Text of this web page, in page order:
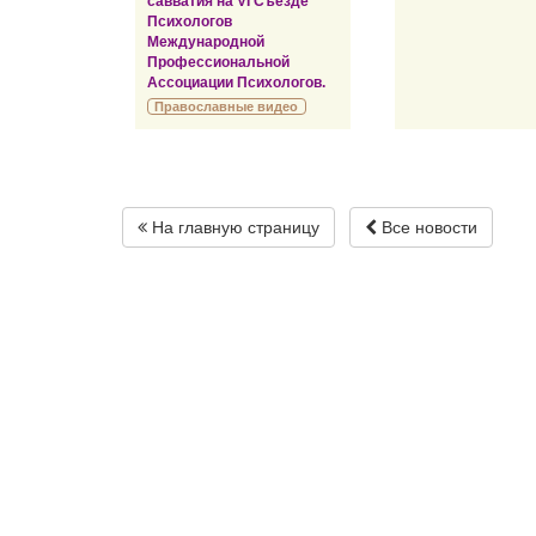
Психологов
Международной
Профессиональной
Ассоциации Психологов.
Православные видео
На главную страницу Все новости